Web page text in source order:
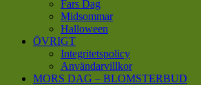
Fars Dag
Midsommar
Halloween
ÖVRIGT
Integritetspolicy
Användarvillkor
MORS DAG – BLOMSTERBUD